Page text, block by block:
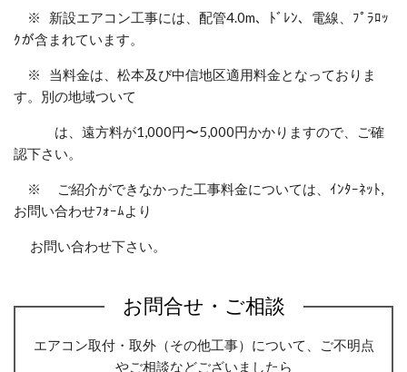
※ 新設エアコン工事には、配管4.0m、ﾄﾞﾚﾝ、電線、ﾌﾟﾗﾛｯ
ｸが含まれています。
※ 当料金は、松本及び中信地区適用料金となっておりま
す。別の地域ついて
は、遠方料が1,000円〜5,000円かかりますので、ご確
認下さい。
※ ご紹介ができなかった工事料金については、ｲﾝﾀｰﾈｯﾄ,
お問い合わせﾌｫｰﾑより
お問い合わせ下さい。
お問合せ・ご相談
エアコン取付・取外（その他工事）について、ご不明点
やご相談などございましたら